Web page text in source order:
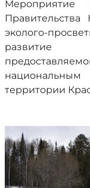
Мероприятие
эколого-
развитие
территории